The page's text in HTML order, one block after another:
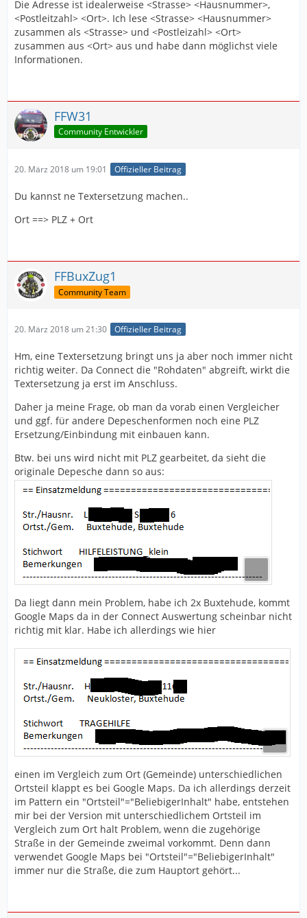
Die Adresse ist idealerweise <Strasse> <Hausnummer>,
<Postleitzahl> <Ort>. Ich lese <Strasse> <Hausnummer>
zusammen als <Strasse> und <Postleizahl> <Ort>
zusammen aus <Ort> aus und habe dann möglichst viele
Informationen.
FFW31
Community Entwickler
20. März 2018 um 19:01 Offizieller Beitrag
Du kannst ne Textersetzung machen..
Ort ==> PLZ + Ort
FFBuxZug1
Community Team
20. März 2018 um 21:30 Offizieller Beitrag
Hm, eine Textersetzung bringt uns ja aber noch immer nicht
richtig weiter. Da Connect die "Rohdaten" abgreift, wirkt die
Textersetzung ja erst im Anschluss.
Daher ja meine Frage, ob man da vorab einen Vergleicher
und ggf. für andere Depeschenformen noch eine PLZ
Ersetzung/Einbindung mit einbauen kann.
Btw. bei uns wird nicht mit PLZ gearbeitet, da sieht die
originale Depesche dann so aus:
Da liegt dann mein Problem, habe ich 2x Buxtehude, kommt
Google Maps da in der Connect Auswertung scheinbar nicht
richtig mit klar. Habe ich allerdings wie hier
einen im Vergleich zum Ort (Gemeinde) unterschiedlichen
Ortsteil klappt es bei Google Maps. Da ich allerdings derzeit
im Pattern ein "Ortsteil"="BeliebigerInhalt" habe, entstehen
mir bei der Version mit unterschiedlichem Ortsteil im
Vergleich zum Ort halt Problem, wenn die zugehörige
Straße in der Gemeinde zweimal vorkommt. Denn dann
verwendet Google Maps bei "Ortsteil"="BeliebigerInhalt"
immer nur die Straße, die zum Hauptort gehört...